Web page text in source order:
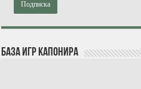
База игр Капонира